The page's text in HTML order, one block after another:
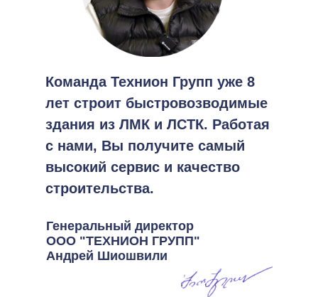
Команда Технион Групп уже 8
лет строит быстровозводимые
здания из ЛМК и ЛСТК. Работая
с нами, Вы получите самый
высокий сервис и качество
строительства.
Генеральный директор
ООО "ТЕХНИОН ГРУПП"
Андрей Шиошвили